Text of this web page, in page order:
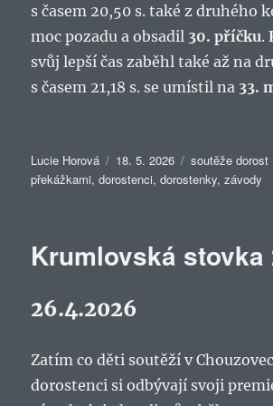
s časem 20,50 s. také z druhého
moc pozadu a obsadil 30. příčku.
svůj lepší čas zaběhl také až na
s časem 21,18 s. se umístil na 33.
Autor:
Lucie Horová Publikováno:
18. 5. 2026 Rubriky:
soutěže dorost
překážkami,dorostenci,dorostenky,závody
Krumlovská stovka
26.4.2026
Zatím co děti soutěží v
dorostenci si odbývají svoji